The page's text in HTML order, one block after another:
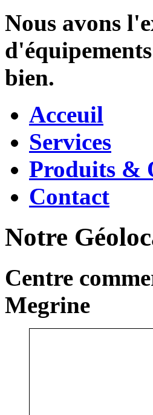
Nous avons
bien.
Acceuil
Services
Produits &
Contact
Notre
Centre
Megrine